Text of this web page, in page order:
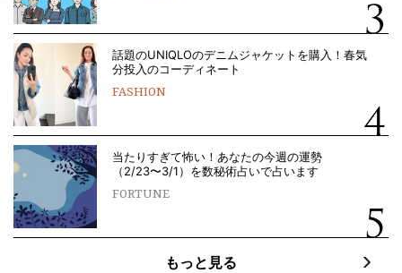
話題のUNIQLOのデニムジャケットを購入！春気
分投入のコーディネート
FASHION
当たりすぎて怖い！あなたの今週の運勢
（2/23〜3/1）を数秘術占いで占います
FORTUNE
もっと見る